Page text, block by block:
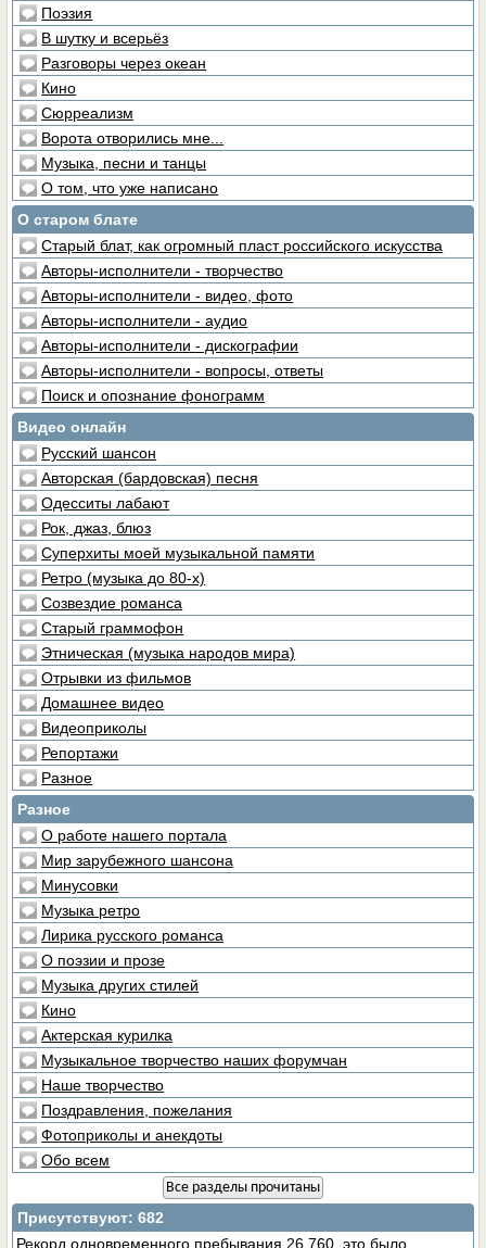
Поэзия
В шутку и всерьёз
Разговоры через океан
Кино
Сюрреализм
Ворота отворились мне...
Музыка, песни и танцы
О том, что уже написано
О старом блате
Старый блат, как огромный пласт российского искусства
Авторы-исполнители - творчество
Авторы-исполнители - видео, фото
Авторы-исполнители - аудио
Авторы-исполнители - дискографии
Авторы-исполнители - вопросы, ответы
Поиск и опознание фонограмм
Видео онлайн
Русский шансон
Авторская (бардовская) песня
Одесситы лабают
Рок, джаз, блюз
Суперхиты моей музыкальной памяти
Ретро (музыка до 80-х)
Созвездие романса
Старый граммофон
Этническая (музыка народов мира)
Отрывки из фильмов
Домашнее видео
Видеоприколы
Репортажи
Разное
Разное
О работе нашего портала
Мир зарубежного шансона
Минусовки
Музыка ретро
Лирика русского романса
О поэзии и прозе
Музыка других стилей
Кино
Актерская курилка
Музыкальное творчество наших форумчан
Наше творчество
Поздравления, пожелания
Фотоприколы и анекдоты
Обо всем
Все разделы прочитаны
Присутствуют: 682
Рекорд одновременного пребывания 26,760, это было